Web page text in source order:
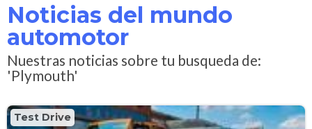
Noticias del mundo
automotor
Nuestras noticias sobre tu busqueda de:
'Plymouth'
Test Drive